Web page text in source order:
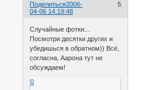
Поделиться 5
2006-
04-06 14:19:48
Случайные фотки...
Посмотри десятки других и
убедишься в обратном)) Всё,
согласна, Аарона тут не
обсуждаем!
0